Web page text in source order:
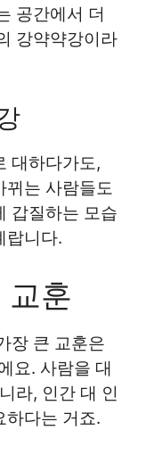
공간에서 더
강약약강이라
대하다가도,
는 사람들도
갑질하는 모습
랍니다.
교훈
장 큰 교훈은
요. 사람을 대
라, 인간 대 인
하다는 거죠.